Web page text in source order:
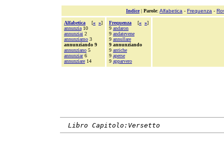
Indice| Parole: Alfabetica - Frequenza -
Alfabetica [« »]
annunzia 10
annunziai 2
annunziamo 3
annunziando 9
annunziano 5
annunziar6
annunziare 14
Frequenza [« »]
9 andaron
9 andatevene
9 annullare
9 annunziando
9 antiche
9 aperse
9 apparvero
Libro Capitolo:Versetto